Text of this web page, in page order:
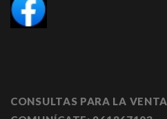
CONSULTAS PARA LA